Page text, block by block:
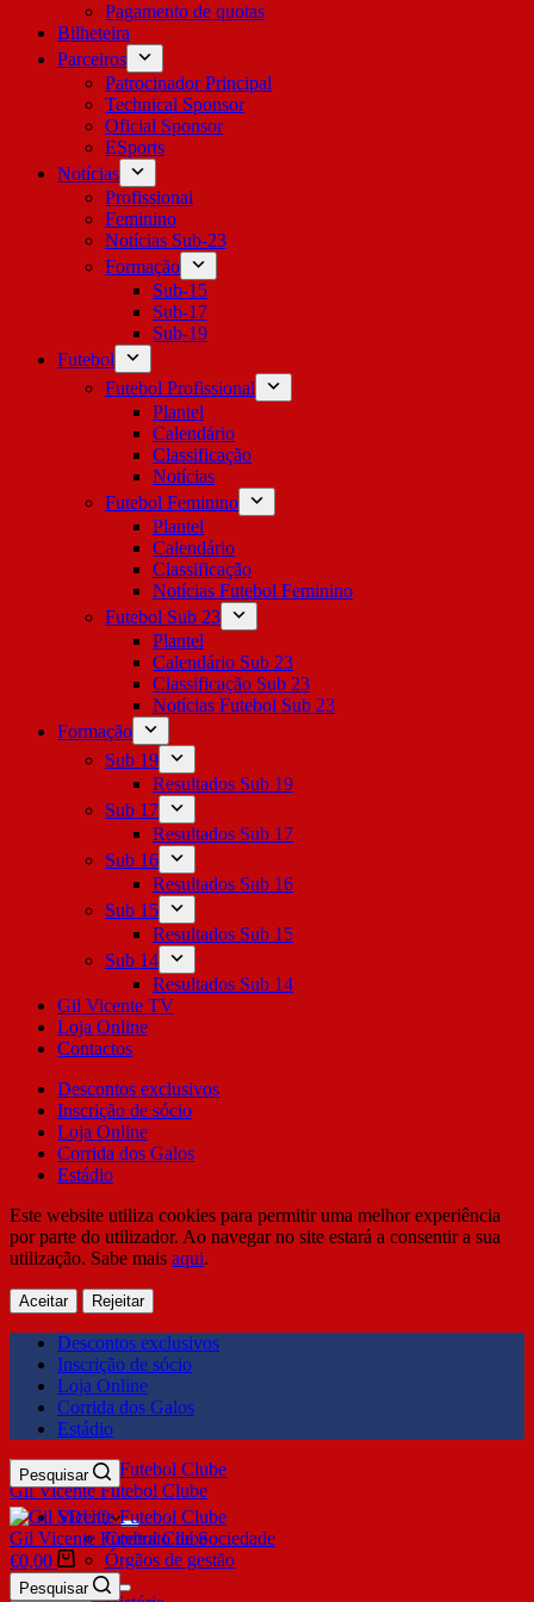
Pagamento de quotas
Bilheteira
Parceiros
Patrocinador Principal
Technical Sponsor
Oficial Sponsor
ESports
Notícias
Profissional
Feminino
Notícias Sub-23
Formação
Sub-15
Sub-17
Sub-19
Futebol
Futebol Profissional
Plantel
Calendário
Classificação
Notícias
Futebol Feminino
Plantel
Calendário
Classificação
Notícias Futebol Feminino
Futebol Sub 23
Plantel
Calendário Sub 23
Classificação Sub 23
Notícias Futebol Sub 23
Formação
Sub 19
Resultados Sub 19
Sub 17
Resultados Sub 17
Sub 16
Resultados Sub 16
Sub 15
Resultados Sub 15
Sub 14
Resultados Sub 14
Gil Vicente TV
Loja Online
Contactos
Descontos exclusivos
Inscrição de sócio
Loja Online
Corrida dos Galos
Estádio
Este website utiliza cookies para permitir uma melhor experiência
por parte do utilizador. Ao navegar no site estará a consentir a sua
utilização. Sabe mais aqui.
Aceitar Rejeitar
Descontos exclusivos
Inscrição de sócio
Loja Online
Corrida dos Galos
Estádio
Gil Vicente Futebol Clube
Pesquisar
SDUQ
Contrato de Sociedade
Órgãos de gestão
Clube
Gil Vicente Futebol Clube
€0,00
Pesquisar